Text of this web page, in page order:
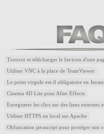
Trouver et télécharger le favicon d'une
Utiliser VNC à la place de TeamViewer
Le point virgule est-il obligatoire en
Cinema 4D Lite pour After Effects
Enregistrer les clics sur des liens externes
Utiliser HTTPS en local sur Apache
Obfuscation javascript pour protéger son